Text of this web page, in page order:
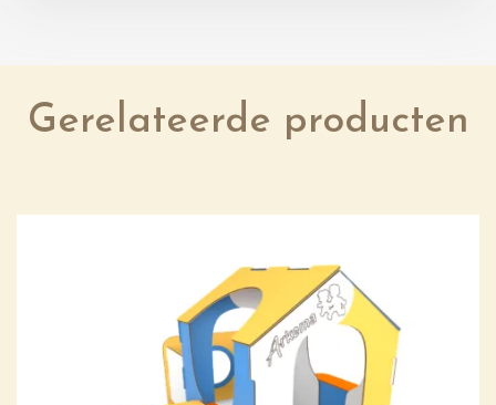
Gerelateerde producten